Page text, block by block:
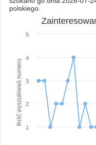
polskiego.
Ilość wyszukiwań numeru
1
2
3
4
5